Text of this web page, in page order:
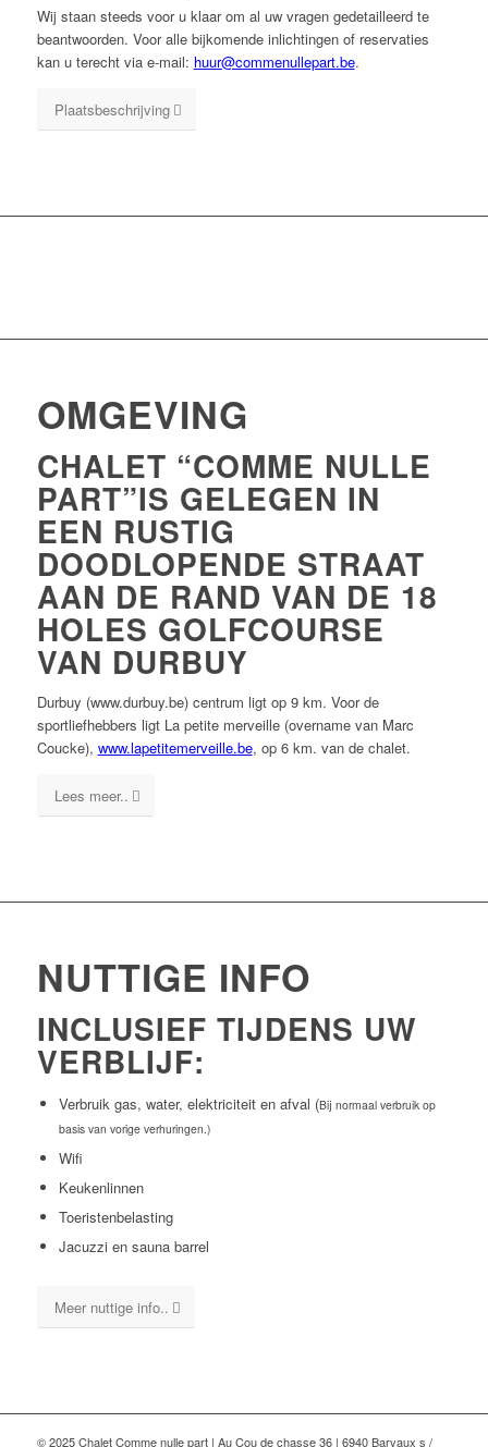
Wij staan steeds voor u klaar om al uw vragen gedetailleerd te
beantwoorden. Voor alle bijkomende inlichtingen of reservaties
kan u terecht via e-mail: huur@commenullepart.be.
Plaatsbeschrijving
OMGEVING
CHALET “COMME NULLE
PART”IS GELEGEN IN
EEN RUSTIG
DOODLOPENDE STRAAT
AAN DE RAND VAN DE 18
HOLES GOLFCOURSE
VAN DURBUY
Durbuy (www.durbuy.be) centrum ligt op 9 km. Voor de
sportliefhebbers ligt La petite merveille (overname van Marc
Coucke), www.lapetitemerveille.be, op 6 km. van de chalet.
Lees meer..
NUTTIGE INFO
INCLUSIEF TIJDENS UW
VERBLIJF:
Verbruik gas, water, elektriciteit en afval (Bij normaal verbruik op
basis van vorige verhuringen.)
Wifi
Keukenlinnen
Toeristenbelasting
Jacuzzi en sauna barrel
Meer nuttige info..
© 2025 Chalet Comme nulle part | Au Cou de chasse 36 | 6940 Barvaux s /